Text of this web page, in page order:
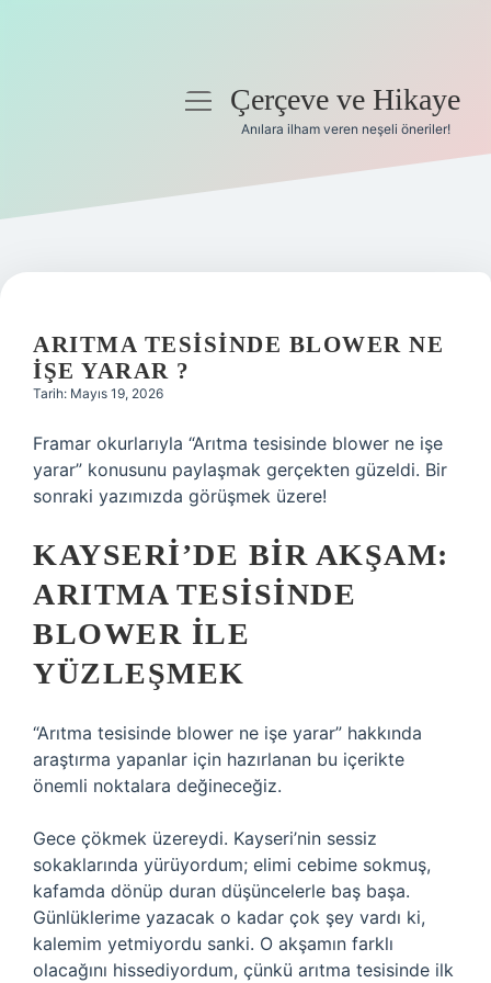
Gizlilik Politikası
Yasal Uyarı
menüyüÇerçeve ve Hikaye
Anılara ilham veren neşeli öneriler!
ARITMA TESISINDE BLOWER NE
IŞE YARAR ?
Tarih: Mayıs 19, 2026
Framar okurlarıyla “Arıtma tesisinde blower ne işe
yarar” konusunu paylaşmak gerçekten güzeldi. Bir
sonraki yazımızda görüşmek üzere!
KAYSERI’DE BIR AKŞAM:
ARITMA TESISINDE
BLOWER ILE
YÜZLEŞMEK
“Arıtma tesisinde blower ne işe yarar” hakkında
araştırma yapanlar için hazırlanan bu içerikte
önemli noktalara değineceğiz.
Gece çökmek üzereydi. Kayseri’nin sessiz
sokaklarında yürüyordum; elimi cebime sokmuş,
kafamda dönüp duran düşüncelerle baş başa.
Günlüklerime yazacak o kadar çok şey vardı ki,
kalemim yetmiyordu sanki. O akşamın farklı
olacağını hissediyordum, çünkü arıtma tesisinde ilk